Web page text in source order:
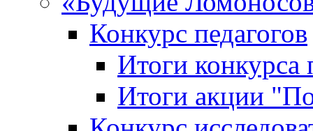
Конкурс педагогов
Итоги конкурса
Итоги акции